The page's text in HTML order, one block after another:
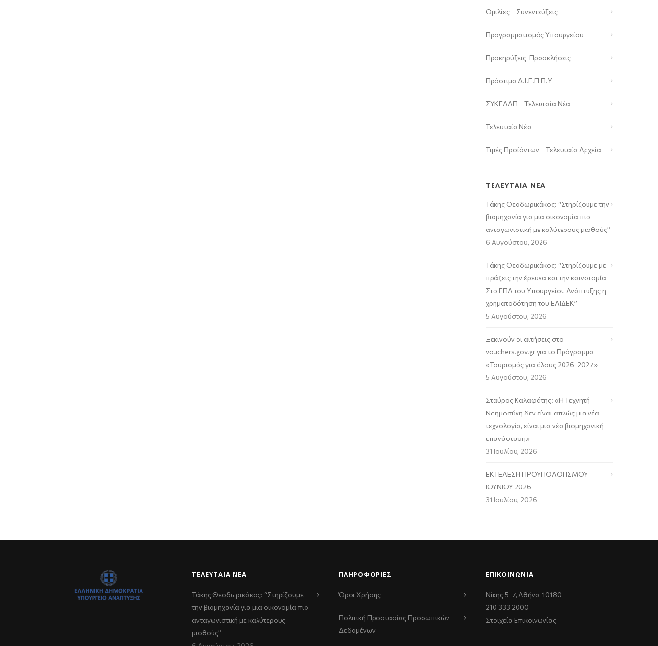
Ομιλίες – Συνεντεύξεις
Προγραμματισμός Υπουργείου
Προκηρύξεις-Προσκλήσεις
Πρόστιμα Δ.Ι.Ε.Π.Π.Υ
ΣΥΚΕΑΑΠ – Τελευταία Νέα
Τελευταία Νέα
Τιμές Προϊόντων – Τελευταία Αρχεία
ΤΕΛΕΥΤΑΙΑ ΝΕΑ
Τάκης Θεοδωρικάκος: “Στηρίζουμε την
βιομηχανία για μια οικονομία πιο
ανταγωνιστική με καλύτερους μισθούς”
6 Αυγούστου, 2026
Τάκης Θεοδωρικάκος: “Στηρίζουμε με
πράξεις την έρευνα και την καινοτομία –
Στο ΕΠΑ του Υπουργείου Ανάπτυξης η
χρηματοδότηση του ΕΛΙΔΕΚ”
5 Αυγούστου, 2026
Ξεκινούν οι αιτήσεις στο
vouchers.gov.gr για το Πρόγραμμα
«Τουρισμός για όλους 2026-2027»
5 Αυγούστου, 2026
Σταύρος Καλαφάτης: «Η Τεχνητή
Νοημοσύνη δεν είναι απλώς μια νέα
τεχνολογία, είναι μια νέα βιομηχανική
επανάσταση»
31 Ιουλίου, 2026
ΕΚΤΕΛΕΣΗ ΠΡΟΥΠΟΛΟΓΙΣΜΟΥ
ΙΟΥΝΙΟΥ 2026
31 Ιουλίου, 2026
ΤΕΛΕΥΤΑΊΑ ΝΈΑ
Τάκης Θεοδωρικάκος: “Στηρίζουμε
την βιομηχανία για μια οικονομία πιο
ανταγωνιστική με καλύτερους
μισθούς”
ΠΛΗΡΟΦΟΡΙΕΣ
Όροι Χρήσης
Πολιτική Προστασίας Προσωπικών
Δεδομένων
ΕΠΙΚΟΙΝΩΝΊΑ
Νίκης 5-7, Αθήνα, 10180
210 333 2000
Στοιχεία Επικοινωνίας